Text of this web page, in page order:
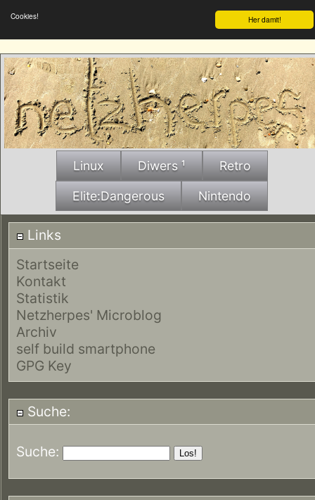
Her damit!
Cookies!
Linux Diwers ¹ Retro
Elite:Dangerous Nintendo
Links
Startseite
Kontakt
Statistik
Netzherpes' Microblog
Archiv
self build smartphone
GPG Key
Suche:
Suche: